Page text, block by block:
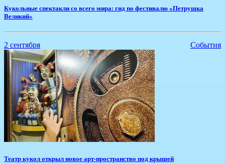
​Кукольные спектакли со всего мира: гид по фестивалю «Петрушка
Великий»
2 сентября События
Театр кукол открыл новое арт-пространство под крышей